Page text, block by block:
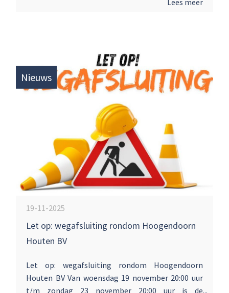
kennis te maken, bij te praten of om onze
Lees meer
Nieuws
19-11-2025
Let op: wegafsluiting rondom Hoogendoorn
Houten BV
Let op: wegafsluiting rondom Hoogendoorn
Houten BV Van woensdag 19 november 20:00 uur
t/m zondag 23 november 20:00 uur is de